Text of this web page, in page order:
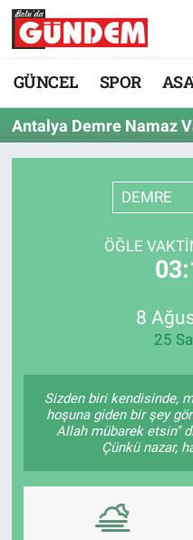
GÜNCEL SPOR
Antalya Demre Namaz
DEMRE
ÖĞLE
8
25
Sizden biri kendisinde,
hoşuna giden bir şey
Allah mübarek etsin"
Çünkü nazar,
Merkez Nöbetçi
Merkez Hava Durumu
Merkez Trafik
Süper Lig Puan
Tüm Manşetler